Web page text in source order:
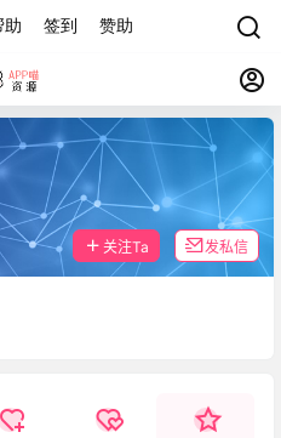
助 签到 赞助
关注Ta 发私信